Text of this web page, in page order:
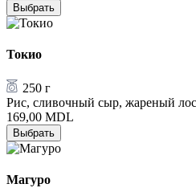
Выбрать
Токио
250 г
Рис, сливочный сыр, жареный
169,00 MDL
Выбрать
Магуро